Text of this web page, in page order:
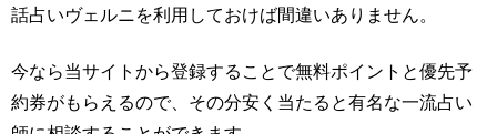
話占いヴェルニを利用しておけば間違いありません。
今なら当サイトから登録することで無料ポイントと優先予
約券がもらえるので、その分安く当たると有名な一流占い